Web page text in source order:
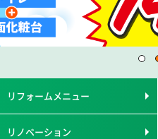
リフォームメニュー
リノベーション